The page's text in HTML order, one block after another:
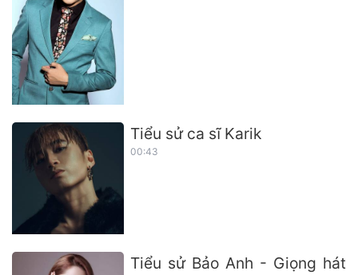
Tiểu sử ca sĩ Karik
00:43
Tiểu sử Bảo Anh - Giọng hát